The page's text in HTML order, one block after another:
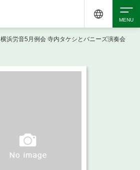
横浜労音5月例会 寺内タケシとバニーズ演奏会